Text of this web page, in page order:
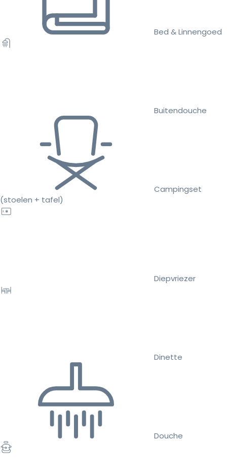
Bed & Linnengoed
Buitendouche
Campingset
(stoelen + tafel)
Diepvriezer
Dinette
Douche